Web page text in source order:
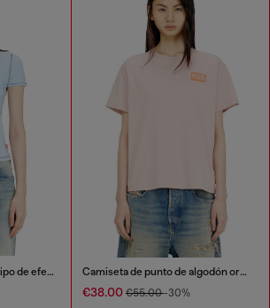
Camiseta slim con logotipo de efecto grafiti Camiseta de punto de algodón orgánico con cuello redondo y estampado de logo
€38.00 €55.00-30%